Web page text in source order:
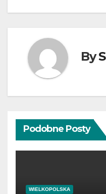
By
Podobne Posty
WIELKOPOLSKA